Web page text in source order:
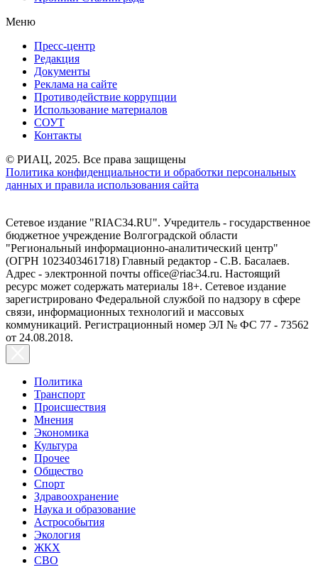
Меню
Пресс-центр
Редакция
Документы
Реклама на сайте
Противодействие коррупции
Использование материалов
СОУТ
Контакты
© РИАЦ, 2025. Все права защищены
Политика конфиденциальности и обработки персональных
данных и правила использования сайта
Сетевое издание "RIAC34.RU". Учредитель - государственное
бюджетное учреждение Волгоградской области
"Региональный информационно-аналитический центр"
(ОГРН 1023403461718) Главный редактор - С.В. Басалаев.
Адрес - электронной почты office@riac34.ru. Настоящий
ресурс может содержать материалы 18+. Сетевое издание
зарегистрировано Федеральной службой по надзору в сфере
связи, информационных технологий и массовых
коммуникаций. Регистрационный номер ЭЛ № ФС 77 - 73562
от 24.08.2018.
Политика
Транспорт
Происшествия
Мнения
Экономика
Культура
Прочее
Общество
Спорт
Здравоохранение
Наука и образование
Астрособытия
Экология
ЖКХ
СВО